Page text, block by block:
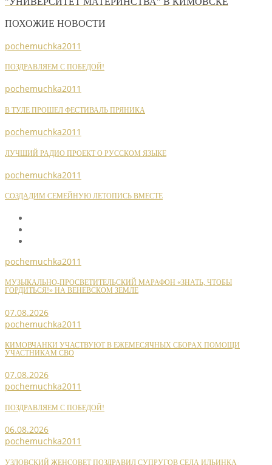
ПОХОЖИЕ НОВОСТИ
pochemuchka2011
ПОЗДРАВЛЯЕМ С ПОБЕДОЙ!
pochemuchka2011
В ТУЛЕ ПРОШЕЛ ФЕСТИВАЛЬ ПРЯНИКА
pochemuchka2011
ЛУЧШИЙ РАДИО ПРОЕКТ О РУССКОМ ЯЗЫКЕ
pochemuchka2011
СОЗДАДИМ СЕМЕЙНУЮ ЛЕТОПИСЬ ВМЕСТЕ
pochemuchka2011
МУЗЫКАЛЬНО-ПРОСВЕТИТЕЛЬСКИЙ МАРАФОН «ЗНАТЬ, ЧТОБЫ
ГОРДИТЬСЯ!» НА ВЕНЕВСКОМ ЗЕМЛЕ
07.08.2026
pochemuchka2011
КИМОВЧАНКИ УЧАСТВУЮТ В ЕЖЕМЕСЯЧНЫХ СБОРАХ ПОМОЩИ
УЧАСТНИКАМ СВО
07.08.2026
pochemuchka2011
ПОЗДРАВЛЯЕМ С ПОБЕДОЙ!
06.08.2026
pochemuchka2011
УЗЛОВСКИЙ ЖЕНСОВЕТ ПОЗДРАВИЛ СУПРУГОВ СЕЛА ИЛЬИНКА